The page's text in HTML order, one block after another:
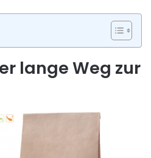
lange Weg zur